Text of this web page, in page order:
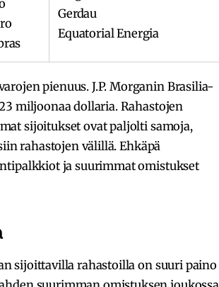
Gerdau
Equatorial Energia
pienuus. J.P. Morganin Brasilia-
miljoonaa dollaria. Rahastojen
sijoitukset ovat paljolti samoja,
rahastojen välillä. Ehkäpä
ja suurimmat omistukset
sijoittavilla rahastoilla on suuri paino